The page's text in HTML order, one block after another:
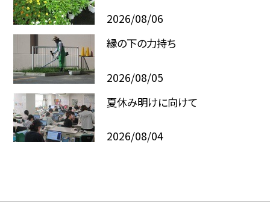
2026/08/06
縁の下の力持ち
2026/08/05
夏休み明けに向けて
2026/08/04